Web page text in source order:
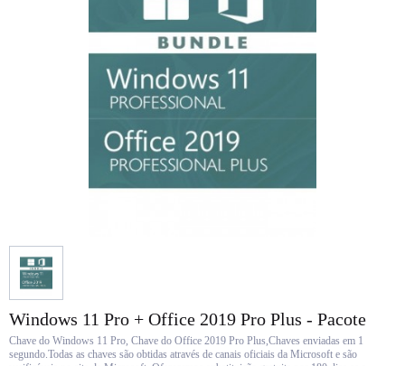
Windows 11 Pro + Office 2019 Pro Plus - Pacote
Chave do Windows 11 Pro, Chave do Office 2019 Pro Plus,Chaves enviadas em 1
segundo.Todas as chaves são obtidas através de canais oficiais da Microsoft e são